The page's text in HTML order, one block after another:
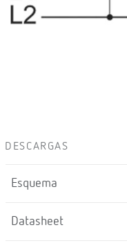
DESCARGAS
Esquema
Datasheet